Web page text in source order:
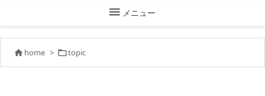
 メニュー
 home > topic